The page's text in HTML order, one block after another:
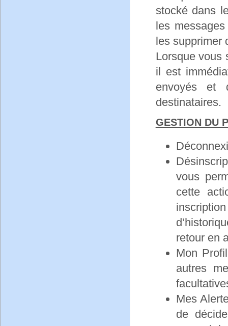
stocké dans
les
les supprimer
Lorsque vous
il est
envoyés et
destinataires.
GESTION DU
vous
cette
retour en
Mon
autres
Mes
de